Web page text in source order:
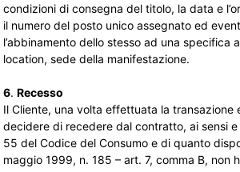
condizioni di consegna del titolo, la data e
il numero del posto unico assegnato ed
l’abbinamento dello stesso ad una specifica
location, sede della manifestazione.
6. Recesso
Il Cliente, una volta effettuata la transazione
decidere di recedere dal contratto, ai sensi e
55 del Codice del Consumo e di quanto
maggio 1999, n. 185 – art. 7, comma B, non